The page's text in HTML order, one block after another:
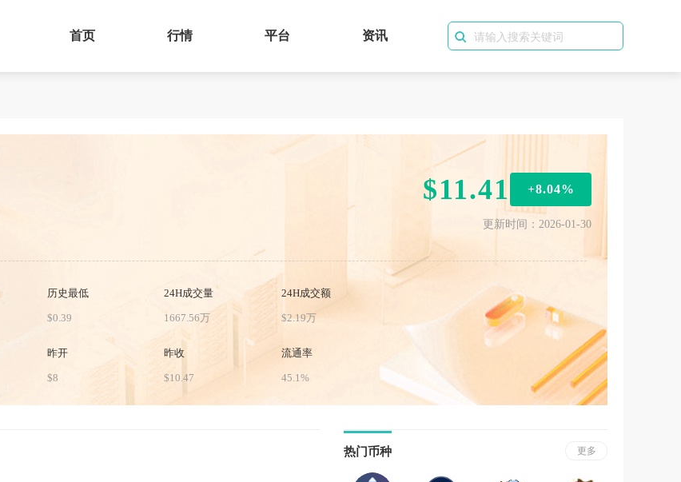
首页 行情 平台 资讯
$11.41 +8.04%
更新时间：2026-01-30
历史最低
$0.39
24H成交量
1667.56万
24H成交额
$2.19万
昨开
$8
昨收
$10.47
流通率
45.1%
热门币种 更多